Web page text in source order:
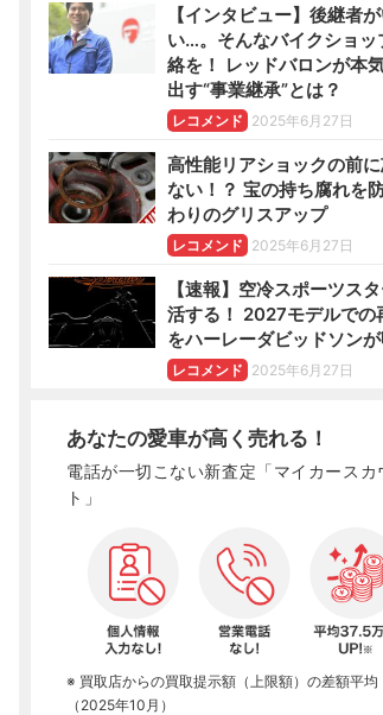
【インタビュー】後継者
い…。そんなバイクショッ
絡を！ レッドバロンが本
出す“事業継承”とは？
レコメンド 2025年6月27日
高性能リアショックの前
ない！？ 宝の持ち腐れを
わりのグリスアップ
レコメンド 2025年6月27日
【速報】空冷スポーツス
活する！ 2027モデルでの
をハーレーダビッドソン
レコメンド 2025年6月27日
あなたの愛車が高く売れる！
電話が一切こない新査定「マイカースカ
ト」
※ 買取店からの買取提示額（上限額）の差額平均
（2025年10月）